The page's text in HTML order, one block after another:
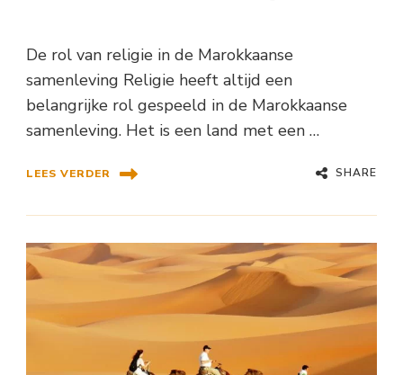
De rol van religie in de Marokkaanse
samenleving Religie heeft altijd een
belangrijke rol gespeeld in de Marokkaanse
samenleving. Het is een land met een …
LEES VERDER SHARE